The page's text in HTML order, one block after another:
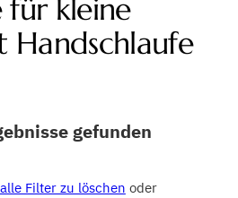
für kleine
Handschlaufe
gefunden
alle Filter zu löschen oder